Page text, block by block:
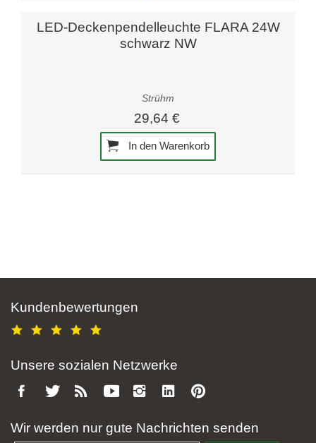
LED-Deckenpendelleuchte FLARA 24W
schwarz NW
Strühm
29,64 €
In den Warenkorb
Kundenbewertungen
Unsere sozialen Netzwerke
Wir werden nur gute Nachrichten senden